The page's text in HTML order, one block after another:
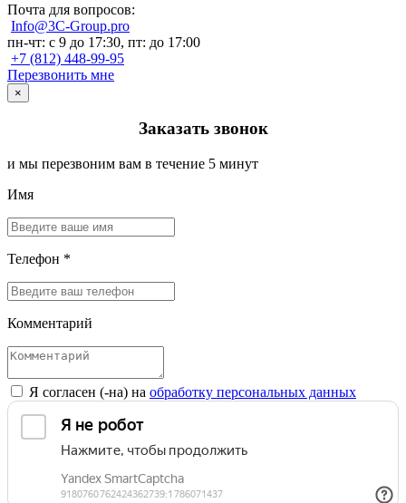
Почта для вопросов:
Info@3C-Group.pro
пн-чт: с 9 до 17:30, пт: до 17:00
+7 (812) 448-99-95
Перезвонить мне
×
Заказать звонок
и мы перезвоним вам в течение 5 минут
Имя
Телефон *
Комментарий
Я согласен (-на) на обработку персональных данных